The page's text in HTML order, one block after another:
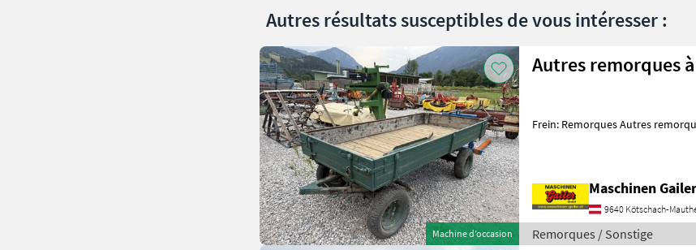
Autres résultats susceptibles de vous intéresser :
Machine d’occasion
Autres remorques
Frein: Remorques Autres
Maschinen
9640 Kötschach-
Remorques / Sonstige